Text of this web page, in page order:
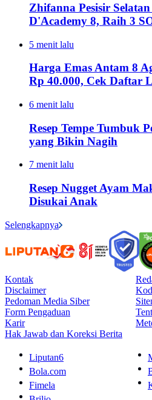
Zhifanna Pesisir
D'Academy 8, Raih 3
5 menit lalu
Harga Emas Antam 8
Rp 40.000, Cek Daftar
6 menit lalu
Resep Tempe Tumbuk
yang Bikin Nagih
7 menit lalu
Resep Nugget Ayam
Disukai Anak
Selengkapnya
Kontak
Disclaimer
Pedoman Media Siber
Form Pengaduan
Karir
Hak Jawab dan Koreksi Berita
Liputan6
Bola.com
Fimela